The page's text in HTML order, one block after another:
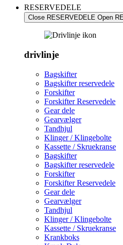
RESERVEDELE
Close RESERVEDELE Open
drivlinje
Bagskifter
Bagskifter reservedele
Forskifter
Forskifter Reservedele
Gear dele
Gearvælger
Tandhjul
Klinger / Klingebolte
Kassette / Skruekranse
Bagskifter
Bagskifter reservedele
Forskifter
Forskifter Reservedele
Gear dele
Gearvælger
Tandhjul
Klinger / Klingebolte
Kassette / Skruekranse
Krankboks